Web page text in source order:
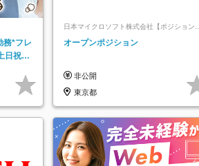
務*フレ
日祝休
日本マイクロソフト株式会社【ポジションマ
ッチ登録】
オープンポジション
非公開
東京都